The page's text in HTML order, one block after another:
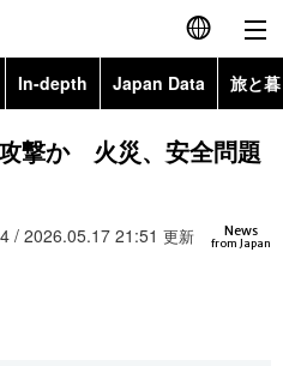
English
简体字
In-depth Japan Data 旅と
Topics
撃か 火災、安全問題
News
from Japan
/ 2026.05.17 21:51 更新